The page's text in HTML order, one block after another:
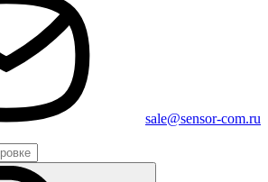
sale@sensor-com.ru